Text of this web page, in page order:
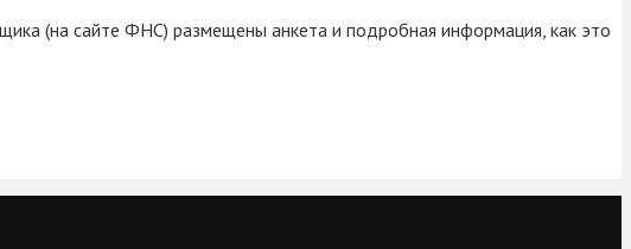
(на сайте ФНС) размещены анкета и подробная информация, как это